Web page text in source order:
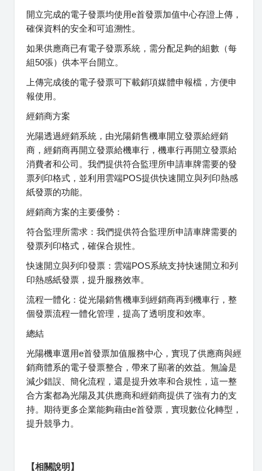
開立完成的電子發票均使用e首發票加值中心存證上傳，
確保資料的安全和可追溯性。
如果供應商已有電子發票系統，需分配足夠的組數（每
組50張）供本平台開立。
上傳完成後的電子發票可下載銷項媒體申報檔，方便申
報使用。
經銷商方案
光陽透過經銷系統，由光陽銷售機車開立發票給經銷
商，經銷商再開立發票給機車行，機車行再開立發票給
消費者和公司。我們提供符合監理所申請車牌需要的發
票列印格式，並利用雲端POS提供快速開立與列印熱感
紙發票的功能。
經銷商方案的主要優勢：
符合監理所需求：我們提供符合監理所申請車牌需要的
發票列印格式，確保合規性。
快速開立與列印發票：雲端POS系統支持快速開立和列
印熱感紙發票，提升服務效率。
流程一體化：從光陽銷售機車到經銷商再到機車行，整
個發票流程一體化管理，提高了透明度和效率。
總結
光陽機車選用e首發票加值服務中心，實現了供應商與經
銷商體系的電子發票整合，帶來了顯著的效益。無論是
減少錯誤、簡化流程，還是提升效率和合規性，這一整
合方案都為光陽及其供應商和經銷商提供了強有力的支
持。期待更多企業能夠藉由e首發票，實現數位化轉型，
提升競爭力。
【相關說明】